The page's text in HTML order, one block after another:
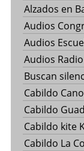
Alzados en
Audios
Audios
Audios
Buscan
Cabildo
Cabildo
Cabildo kite
Cabildo La